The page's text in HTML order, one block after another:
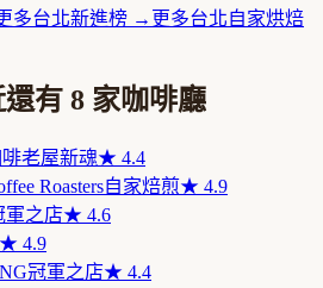
多台北新進榜 → 更多台北自家烘焙
還有 8 家咖啡廳
啡老屋新魂★ 4.4
Roasters自家焙煎★ 4.9
軍之店★ 4.6
★ 4.9
冠軍之店★ 4.4